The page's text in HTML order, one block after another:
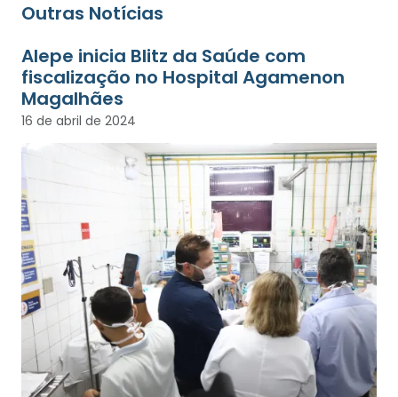
Outras Notícias
Alepe inicia Blitz da Saúde com
fiscalização no Hospital Agamenon
Magalhães
16 de abril de 2024